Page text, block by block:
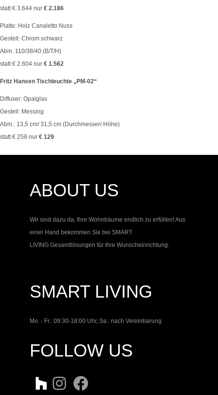
statt € 3.644 nur € 2.186
Platte: Holz Canaletto Nuss
Gestell: Chrom schwarz
Abm.:110/38/40 (B/T/H)
statt € 2.604 nur € 1.562
Fritz Hansen Tischleuchte „PM-02“
Diffuser: Opalglas
Gestell: Messing
Abm.: 13,5 cm/ 31,5 cm (Durchmesser/ Höhe)
statt € 258 nur € 129
ABOUT US
Wir sind dazu da, Ihre Wohnträume endlich zu erfüllen! Aus
einer Hand bekommen Sie bei SMART
LIVING Gesamtlösungen für Ihre Wunscheinrichtung.
SMART LIVING
Mo. - Fr.: 09:30-18:00 Uhr, Sa.: nach Vereinbarung
FOLLOW US